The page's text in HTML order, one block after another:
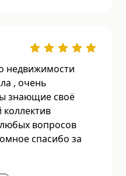
недвижимости
, очень
знающие своё
вопросов
спасибо за